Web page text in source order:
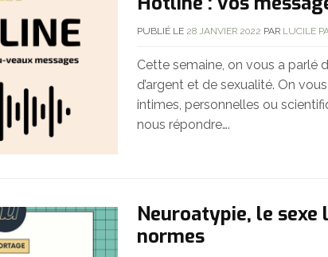
PUBLIÉ LE 28 JANVIER 2022 PAR LUCILE
Cette semaine, on vous a parlé
d’argent et de sexualité. On
intimes, personnelles ou
nous répondre….
Neuroatypie, le sexe
normes